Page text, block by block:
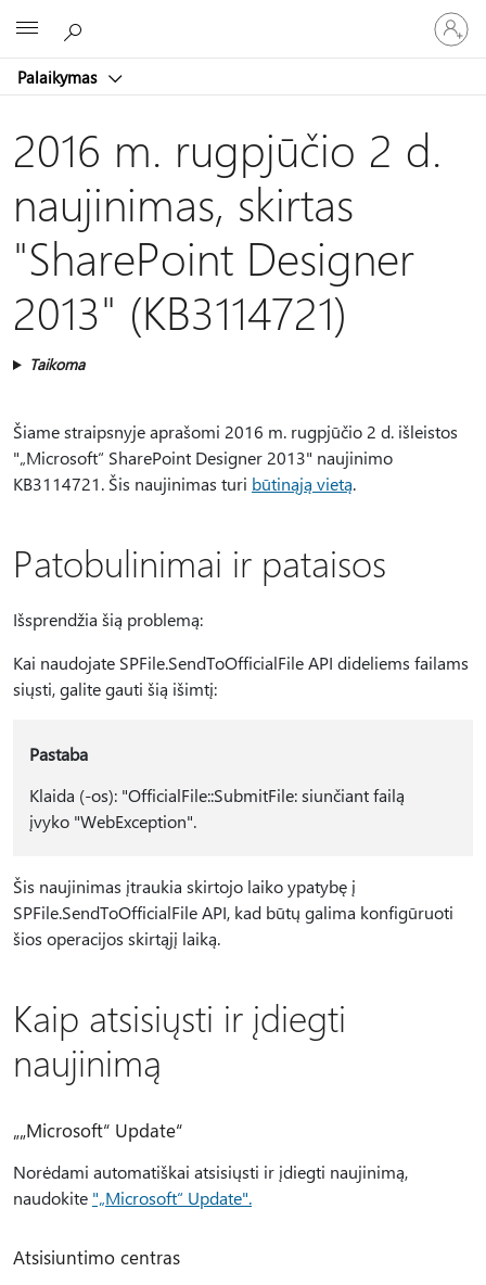
Palaikymas
prie
paskyros
2016 m. rugpjūčio 2 d.
naujinimas, skirtas
"SharePoint Designer
2013" (KB3114721)
Taikoma
Šiame straipsnyje aprašomi 2016 m. rugpjūčio 2 d. išleistos
"„Microsoft“ SharePoint Designer 2013" naujinimo
KB3114721. Šis naujinimas turi būtinąją vietą.
Patobulinimai ir pataisos
Išsprendžia šią problemą:
Kai naudojate SPFile.SendToOfficialFile API dideliems failams
siųsti, galite gauti šią išimtį:
Pastaba
Klaida (-os): "OfficialFile::SubmitFile: siunčiant failą
įvyko "WebException".
Šis naujinimas įtraukia skirtojo laiko ypatybę į
SPFile.SendToOfficialFile API, kad būtų galima konfigūruoti
šios operacijos skirtąjį laiką.
Kaip atsisiųsti ir įdiegti
naujinimą
„„Microsoft“ Update“
Norėdami automatiškai atsisiųsti ir įdiegti naujinimą,
naudokite "„Microsoft“ Update".
Atsisiuntimo centras